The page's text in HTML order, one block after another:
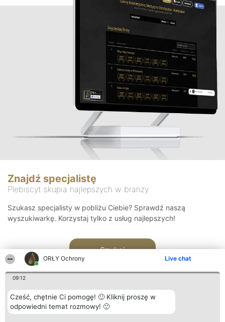
ORŁY Ochrony Live chat
09:12
Cześć, chętnie Ci pomogę! 🙂 Kliknij proszę w
odpowiedni temat rozmowy! 🙂
Znajdź specjalistę
Plebiscyt skupia najlepszych w branży
Szukasz specjalisty w pobliżu Ciebie? Sprawdź naszą
wyszukiwarkę. Korzystaj tylko z usług najlepszych!
Szukaj